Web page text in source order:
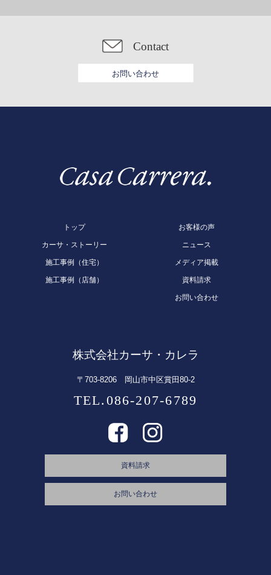
Contact
お問い合わせ
トップ
カーサ・ストーリー
施工事例（住宅）
施工事例（店舗）
お客様の声
ニュース
メディア掲載
資料請求
お問い合わせ
株式会社カーサ・カレラ
〒703-8206 岡山市中区賞田80-2
TEL.086-207-6789
資料請求
お問い合わせ